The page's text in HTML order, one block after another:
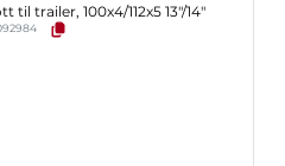
trailer, 100x4/112x5 13"/14"